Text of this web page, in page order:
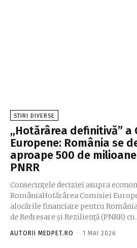
STIRI DIVERSE
„Hotărârea definitivă” a
Europene: România se
aproape 500 de
PNRR
Consecințele deciziei asupra
RomâniaHotărârea Comisiei
alocările financiare pentru
de Redresare și Reziliență (PNRR)
AUTORII MEDPET.RO - 1 MAI 2026